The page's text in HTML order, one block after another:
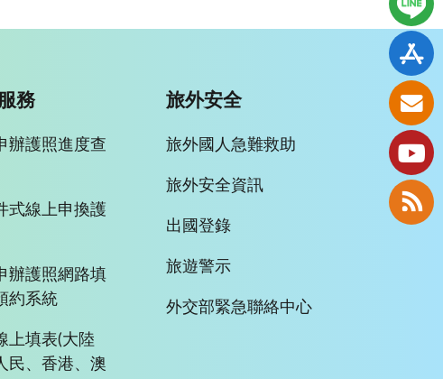
務
辦護照進度查
式線上申換護
辦護照網路填
約系統
上填表(大陸
民、香港、澳
旅外安全
旅外國人急難救助
旅外安全資訊
出國登錄
旅遊警示
外交部緊急聯絡中心